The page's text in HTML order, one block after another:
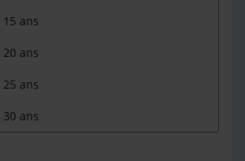
ans
ans
ans
ans